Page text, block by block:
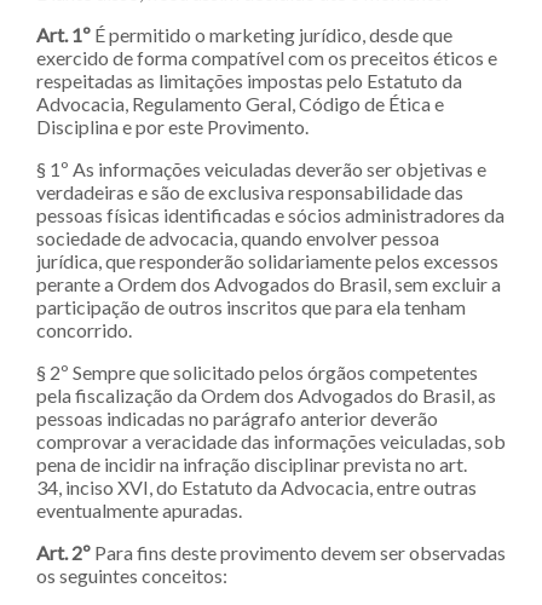
Art. 1º É permitido o marketing jurídico, desde que
exercido de forma compatível com os preceitos éticos e
respeitadas as limitações impostas pelo Estatuto da
Advocacia, Regulamento Geral, Código de Ética e
Disciplina e por este Provimento.
§ 1º As informações veiculadas deverão ser objetivas e
verdadeiras e são de exclusiva responsabilidade das
pessoas físicas identificadas e sócios administradores da
sociedade de advocacia, quando envolver pessoa
jurídica, que responderão solidariamente pelos excessos
perante a Ordem dos Advogados do Brasil, sem excluir a
participação de outros inscritos que para ela tenham
concorrido.
§ 2º Sempre que solicitado pelos órgãos competentes
pela fiscalização da Ordem dos Advogados do Brasil, as
pessoas indicadas no parágrafo anterior deverão
comprovar a veracidade das informações veiculadas, sob
pena de incidir na infração disciplinar prevista no art.
34, inciso XVI, do Estatuto da Advocacia, entre outras
eventualmente apuradas.
Art. 2º Para fins deste provimento devem ser observadas
os seguintes conceitos: